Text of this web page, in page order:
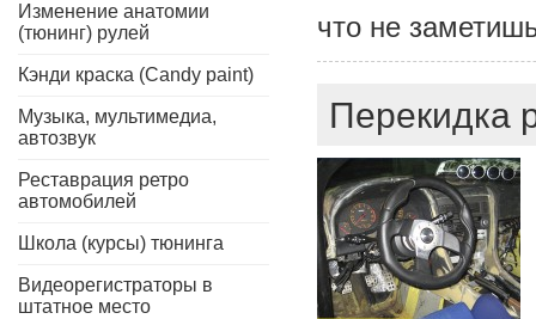
Изменение анатомии
(тюнинг) рулей
Кэнди краска (Candy paint)
Музыка, мультимедиа,
автозвук
Реставрация ретро
автомобилей
Школа (курсы) тюнинга
Видеорегистраторы в
штатное место
что не
Перекидка